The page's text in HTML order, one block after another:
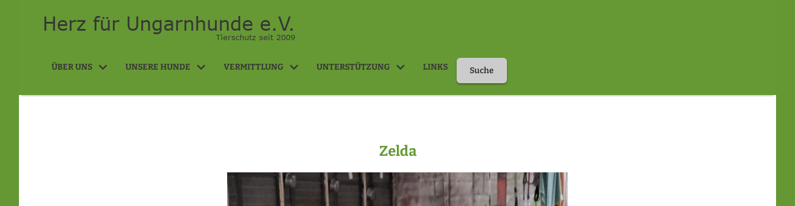
Herz für Ungarnhunde e.V.
Tierschutz seit 2009
ÜBER UNS UNSERE HUNDE VERMITTLUNG UNTERSTÜTZUNG LINKS Suche
Zelda